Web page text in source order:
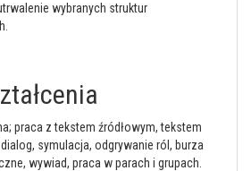
wybranych struktur
praca z tekstem źródłowym, tekstem
symulacja, odgrywanie ról, burza
wywiad, praca w parach i grupach.